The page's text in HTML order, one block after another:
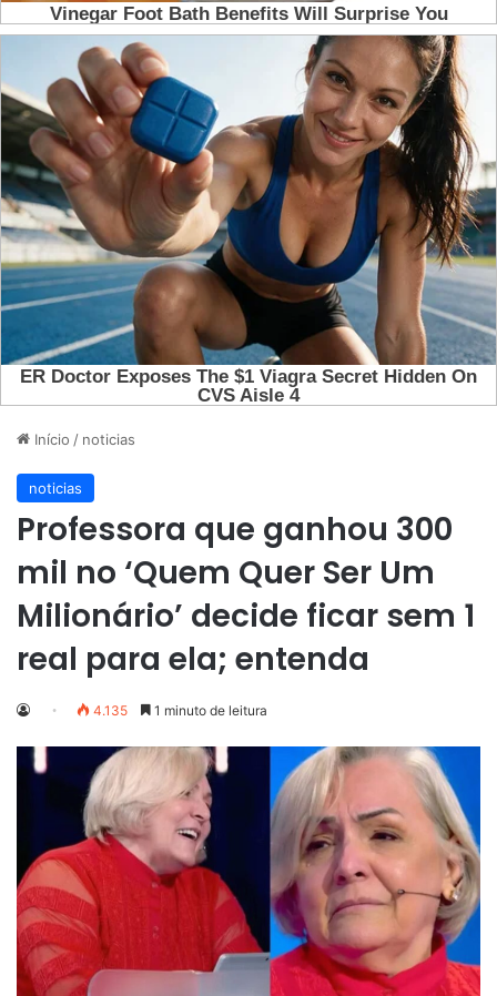
Início / noticias
noticias
Professora que ganhou 300
mil no ‘Quem Quer Ser Um
Milionário’ decide ficar sem 1
real para ela; entenda
4.135 1 minuto de leitura